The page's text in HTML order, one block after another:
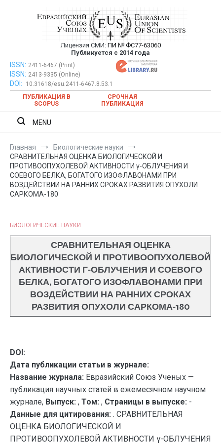
Евразийский Союз Ученых —
публикация научных статей в
ежемесячном научном журнале
Лицензия СМИ: ПИ № ФС77-63060
Публикуется с 2014 года
Евразийский Союз Ученых — публикация научных статей в
ежемесячном научном журнале
ISSN: 2411-6467 (Print)
ISSN: 2413-9335 (Online)
DOI:
10.31618/esu.2411-6467.8.53.1
ПУБЛИКАЦИЯ В
SCOPUS
СРОЧНАЯ
ПУБЛИКАЦИЯ
MENU
Главная
Биологические науки
СРАВНИТЕЛЬНАЯ ОЦЕНКА БИОЛОГИЧЕСКОЙ И
ПРОТИВООПУХОЛЕВОЙ АКТИВНОСТИ γ-ОБЛУЧЕНИЯ И
СОЕВОГО БЕЛКА, БОГАТОГО ИЗОФЛАВОНАМИ ПРИ
ВОЗДЕЙСТВИИ НА РАННИХ СРОКАХ РАЗВИТИЯ ОПУХОЛИ
САРКОМА-180
БИОЛОГИЧЕСКИЕ НАУКИ
СРАВНИТЕЛЬНАЯ ОЦЕНКА
БИОЛОГИЧЕСКОЙ И ПРОТИВООПУХОЛЕВОЙ
АКТИВНОСТИ Γ-ОБЛУЧЕНИЯ И СОЕВОГО
БЕЛКА, БОГАТОГО ИЗОФЛАВОНАМИ ПРИ
ВОЗДЕЙСТВИИ НА РАННИХ СРОКАХ
РАЗВИТИЯ ОПУХОЛИ САРКОМА-180
DOI:
Дата публикации статьи в журнале:
Название журнала: Евразийский Союз Ученых —
публикация научных статей в ежемесячном научном
журнале, Выпуск: , Том: , Страницы в выпуске: -
Данные для цитирования: . СРАВНИТЕЛЬНАЯ
ОЦЕНКА БИОЛОГИЧЕСКОЙ И
ПРОТИВООПУХОЛЕВОЙ АКТИВНОСТИ γ-ОБЛУЧЕНИЯ